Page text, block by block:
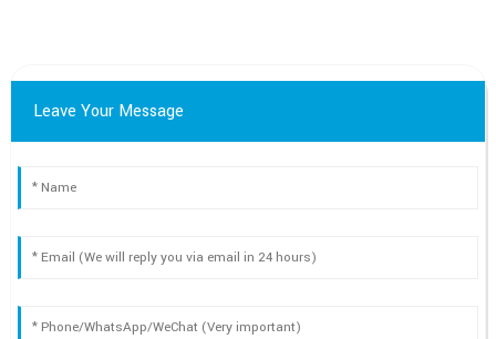
Leave Your Message